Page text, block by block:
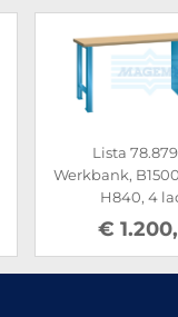
Lista
Werkbank,
H840, 4
€